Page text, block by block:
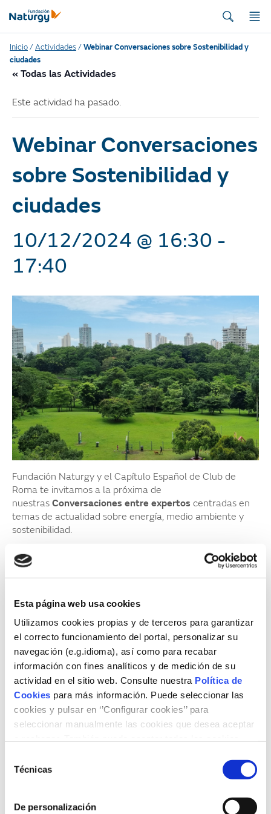
Esta página web usa cookies
Utilizamos cookies propias y de terceros para garantizar
el correcto funcionamiento del portal, personalizar su
navegación (e.g.idioma), así como para recabar
información con fines analíticos y de medición de su
actividad en el sitio web. Consulte nuestra Política de
Cookies para más información. Puede seleccionar las
cookies y pulsar en ‘’Configurar cookies’’ para
seleccionar manualmente las cookies que desea aceptar
Técnicas
De personalización
Inicio/Actividades/Webinar Conversaciones sobre Sostenibilidad y
ciudades
« Todas las Actividades
Este actividad ha pasado.
Webinar Conversaciones
sobre Sostenibilidad y
ciudades
10/12/2024 @ 16:30 -
17:40
Fundación Naturgy y el Capítulo Español de Club de
Roma te invitamos a la próxima de
nuestras Conversaciones entre expertos centradas en
temas de actualidad sobre energía, medio ambiente y
sostenibilidad.
Conversaremos en esta ocasión con dos especialistas
sobre
, para explorar
estrategias clave que promuevan la sostenibilidad en un
juegan un papel crucial contra el cambio climático.
Visita en este enlace todas
lasConversacionesanteriores.
Programa
16:30 Inauguración
María Eugenia Coronado, directora general,
Fundación Naturgy
16:40 Conversación sobre Sostenibilidad y
Noticias Cuatro
, directora de Medioambiente y